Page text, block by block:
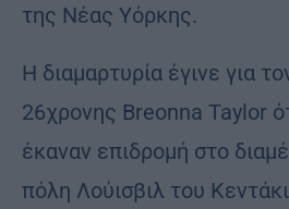
της Νέας Υόρκης.
Η διαμαρτυρία έγινε για
26χρονης Breonna Taylor
έκαναν επιδρομή στο
πόλη Λούισβιλ του